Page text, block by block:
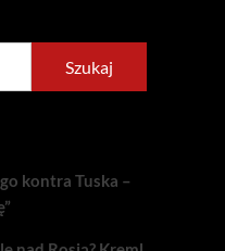
Szukaj
kontra Tuska –